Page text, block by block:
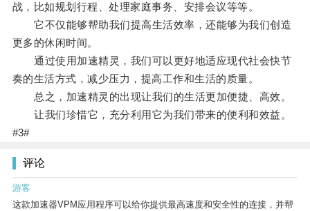
战，比如规划行程、处理家庭事务、安排会议等等。
它不仅能够帮助我们提高生活效率，还能够为我们创造
更多的休闲时间。
通过使用加速精灵，我们可以更好地适应现代社会快节
奏的生活方式，减少压力，提高工作和生活的质量。
总之，加速精灵的出现让我们的生活更加便捷、高效。
让我们珍惜它，充分利用它为我们带来的便利和效益。
#3#
评论
游客
这款加速器VPM应用程序可以给你提供最高速度和安全性的连接，并帮